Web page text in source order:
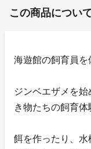
この商品につい
海遊館の飼育員を
ジンベエザメを
き物たちの飼育体
餌を作ったり、